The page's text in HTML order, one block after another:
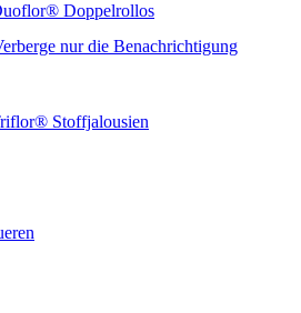
Doppelrollos
Stoffjalousien
nur die Benachrichtigung